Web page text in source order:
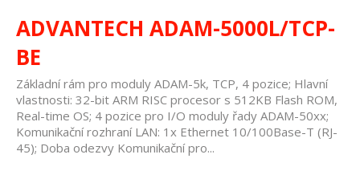
ADVANTECH ADAM-5000L/TCP-
BE
Základní rám pro moduly ADAM-5k, TCP, 4 pozice; Hlavní
vlastnosti: 32-bit ARM RISC procesor s 512KB Flash ROM,
Real-time OS; 4 pozice pro I/O moduly řady ADAM-50xx;
Komunikační rozhraní LAN: 1x Ethernet 10/100Base-T (RJ-
45); Doba odezvy Komunikační pro...